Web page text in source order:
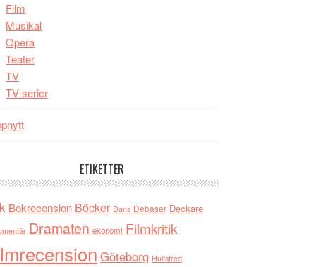
Film
Musikal
Opera
Teater
TV
TV-serier
ETIKETTER
Bokrecension Böcker Dans Debaser Deckare
Dramaten ekonomi Filmkritik
Göteborg Hultsfred